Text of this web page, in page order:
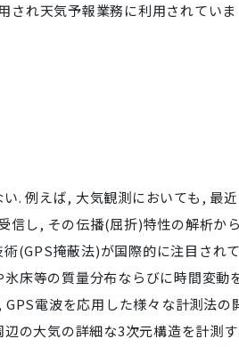
され天気予報業務に利用されていま
. 例えば, 大気観測においても, 最
信し, その伝播(屈折)特性の解析か
(GPS掩蔽法)が国際的に注目され
床等の質量分布ならびに時間変動
電波を応用した様々な計測法の
の大気の詳細な3次元構造を計測す